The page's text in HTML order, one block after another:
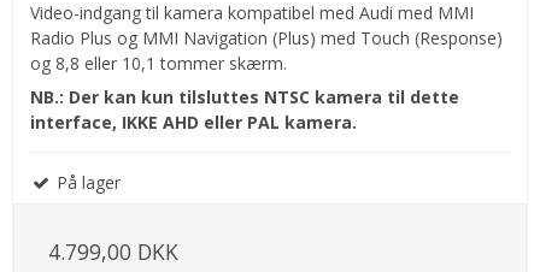
Video-indgang til kamera kompatibel med Audi med MMI
Radio Plus og MMI Navigation (Plus) med Touch (Response)
og 8,8 eller 10,1 tommer skærm.
NB.: Der kan kun tilsluttes NTSC kamera til dette
interface, IKKE AHD eller PAL kamera.
På lager
4.799,00 DKK